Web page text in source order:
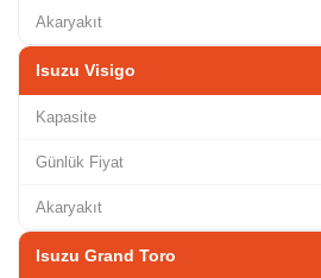
Akaryakıt
Isuzu Visigo
Kapasite
Günlük Fiyat
Akaryakıt
Isuzu Grand Toro